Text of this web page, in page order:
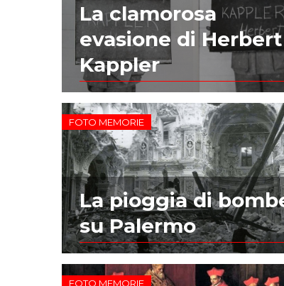
La clamorosa
evasione di Herbert
Kappler
FOTO MEMORIE
La pioggia di
su Palermo
FOTO MEMORIE